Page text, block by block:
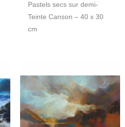
Pastels secs sur demi-
Teinte Canson – 40 x 30
cm